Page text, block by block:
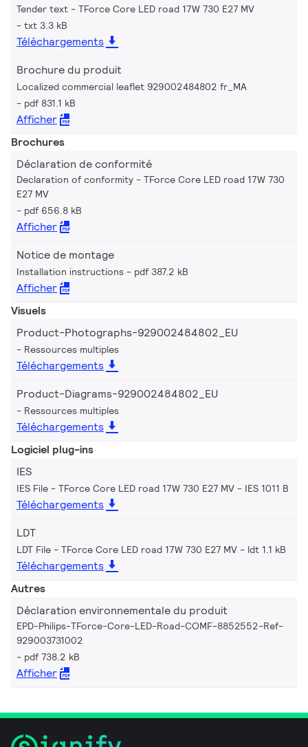
Tender text - TForce Core LED road 17W 730 E27 MV
txt 3.3 kB
Téléchargements
Brochure du produit
Localized commercial leaflet 929002484802 fr_MA
pdf 831.1 kB
Afficher
Brochures
Déclaration de conformité
Declaration of conformity - TForce Core LED road 17W 730
E27 MV
pdf 656.8 kB
Afficher
Notice de montage
Installation instructions pdf 387.2 kB
Afficher
Visuels
Product-Photographs-929002484802_EU
Ressources multiples
Téléchargements
Product-Diagrams-929002484802_EU
Ressources multiples
Téléchargements
Logiciel plug-ins
IES
IES File - TForce Core LED road 17W 730 E27 MV IES 1011 B
Téléchargements
LDT
LDT File - TForce Core LED road 17W 730 E27 MV ldt 1.1 kB
Téléchargements
Autres
Déclaration environnementale du produit
EPD-Philips-TForce-Core-LED-Road-COMF-8852552-Ref-
929003731002
pdf 738.2 kB
Afficher